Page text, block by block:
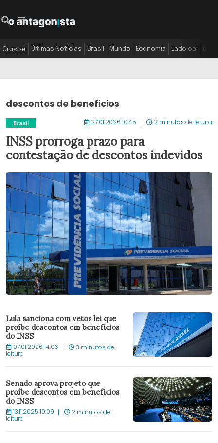
Crusoé Últimas Notícias Brasil Mundo Economia Lado oa!
descontos de beneficios
Brasil 27.01.2026 10:45 2 minutos de leitura
INSS prorroga prazo para
contestação de descontos indevidos
Lula sanciona com vetos lei que
proíbe descontos em benefícios
do INSS
07.01.2026 14:06 3 minutos de
leitura
Senado aprova projeto que
proíbe descontos em benefícios
do INSS
13.11.2025 10:09 2 minutos de
leitura